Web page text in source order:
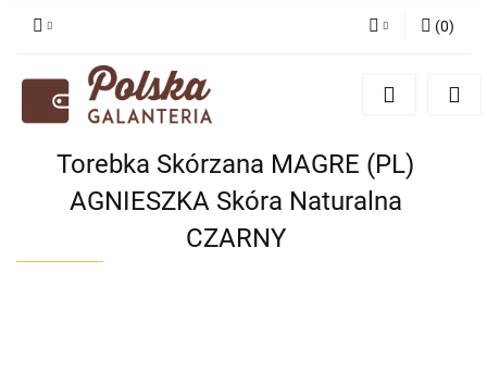
Zaloguj się
Zgody cookies
(0)
Torebka Skórzana MAGRE (PL)
AGNIESZKA Skóra Naturalna
CZARNY